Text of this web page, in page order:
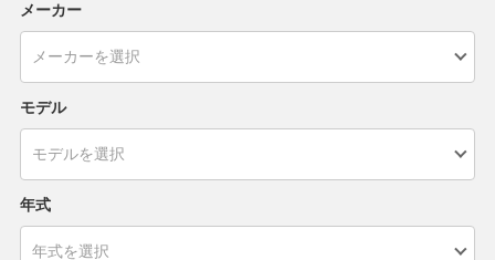
メーカー
モデル
年式